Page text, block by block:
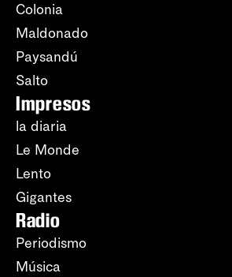
Colonia
Maldonado
Paysandú
Salto
Impresos
la diaria
Le Monde
Lento
Gigantes
Radio
Periodismo
Música